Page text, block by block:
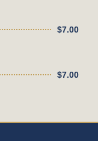
$7.00
$7.00